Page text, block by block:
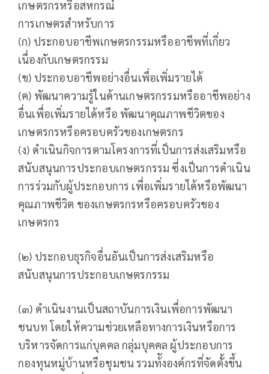
เกษตรกรหรือสหกรณ์
การเกษตรสําหรับการ
(ก) ประกอบอาชีพเกษตรกรรมหรืออาชีพที่เกี่ยว
เนื่องกับเกษตรกรรม
(ข) ประกอบอาชีพอย่างอื่นเพื่อเพิ่มรายได้
(ค) พัฒนาความรู้ในด้านเกษตรกรรมหรืออาชีพอย่าง
อื่นเพื่อเพิ่มรายได้หรือ พัฒนาคุณภาพชีวิตของ
เกษตรกรหรือครอบครัวของเกษตรกร
(ง) ดําเนินกิจการตามโครงการที่เป็นการส่งเสริมหรือ
สนับสนุนการประกอบเกษตรกรรม ซึ่งเป็นการดําเนิน
การร่วมกับผู้ประกอบการ เพื่อเพิ่มรายได้หรือพัฒนา
คุณภาพชีวิต ของเกษตรกรหรือครอบครัวของ
เกษตรกร
(๒) ประกอบธุรกิจอื่นอันเป็นการส่งเสริมหรือ
สนับสนุนการประกอบเกษตรกรรม
(๓) ดําเนินงานเป็นสถาบันการเงินเพื่อการพัฒนา
ชนบท โดยให้ความช่วยเหลือทางการเงินหรือการ
บริหารจัดการแก่บุคคล กลุ่มบุคคล ผู้ประกอบการ
กองทุนหมู่บ้านหรือชุมชน รวมท้ังองค์กรที่จัดตั้งขึ้น